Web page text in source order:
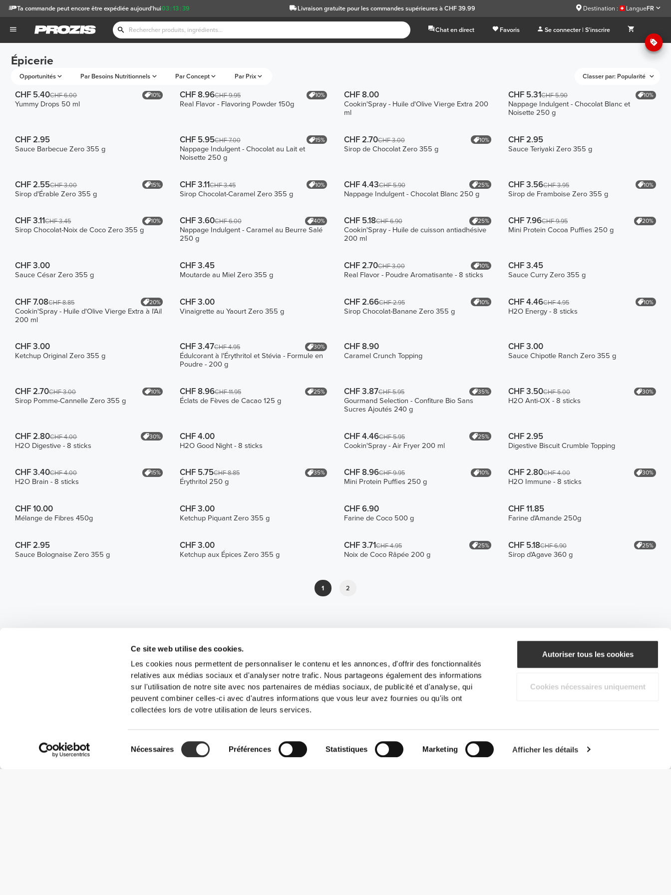
Ce site web utilise des cookies.
Les cookies nous permettent de personnaliser le contenu et les annonces, d'offrir des fonctionnalités
relatives aux médias sociaux et d'analyser notre trafic. Nous partageons également des informations
sur l'utilisation de notre site avec nos partenaires de médias sociaux, de publicité et d'analyse, qui
peuvent combiner celles-ci avec d'autres informations que vous leur avez fournies ou qu'ils ont
collectées lors de votre utilisation de leurs services.
du
Nécessaires Préférences Statistiques Marketing Afficher les détails
Autoriser tous les cookies
Cookies nécessaires uniquement
03 :13 :39
Ta commande peut encore être expédiée aujourd'hui Livraison gratuitepour les commandes supérieures à CHF 39.99 Destination : LangueFR
Chat en direct Favoris Se connecter | S'inscrire
Épicerie
Opportunités Par Besoins Nutritionnels Par Concept Par Prix Classer par: Popularité
CHF 5.40CHF 6.00 10%
Yummy Drops 50 ml
CHF 8.96CHF 9.95 10%
Real Flavor - Flavoring Powder 150g
CHF 8.00
Cookin'Spray - Huile d'Olive Vierge Extra 200
ml
CHF 5.31CHF 5.90 10%
Nappage Indulgent - Chocolat Blanc et
Noisette 250 g
CHF 2.95
Sauce Barbecue Zero 355 g
CHF 5.95CHF 7.00 15%
Nappage Indulgent - Chocolat au Lait et
Noisette 250 g
CHF 2.70CHF 3.00 10%
Sirop de Chocolat Zero 355 g
CHF 2.95
Sauce Teriyaki Zero 355 g
CHF 2.55CHF 3.00 15%
Sirop d'Érable Zero 355 g
CHF 3.11CHF 3.45 10%
Sirop Chocolat-Caramel Zero 355 g
CHF 4.43CHF 5.90 25%
Nappage Indulgent - Chocolat Blanc 250 g
CHF 3.56CHF 3.95 10%
Sirop de Framboise Zero 355 g
CHF 3.11CHF 3.45 10%
Sirop Chocolat-Noix de Coco Zero 355 g
CHF 3.60CHF 6.00 40%
Nappage Indulgent - Caramel au Beurre Salé
250 g
CHF 5.18CHF 6.90 25%
Cookin'Spray - Huile de cuisson antiadhésive
200 ml
CHF 7.96CHF 9.95 20%
Mini Protein Cocoa Puffies 250 g
CHF 3.00
Sauce César Zero 355 g
CHF 3.45
Moutarde au Miel Zero 355 g
CHF 2.70CHF 3.00 10%
Real Flavor - Poudre Aromatisante - 8 sticks
CHF 3.45
Sauce Curry Zero 355 g
CHF 7.08CHF 8.85 20%
Cookin'Spray - Huile d'Olive Vierge Extra à l'Ail
200 ml
CHF 3.00
Vinaigrette au Yaourt Zero 355 g
CHF 2.66CHF 2.95 10%
Sirop Chocolat-Banane Zero 355 g
CHF 4.46CHF 4.95 10%
H2O Energy - 8 sticks
CHF 3.00
Ketchup Original Zero 355 g
CHF 3.47CHF 4.95 30%
Édulcorant à l'Érythritol et Stévia - Formule en
Poudre - 200 g
CHF 8.90
Caramel Crunch Topping
CHF 3.00
Sauce Chipotle Ranch Zero 355 g
CHF 2.70CHF 3.00 10%
Sirop Pomme-Cannelle Zero 355 g
CHF 8.96CHF 11.95 25%
Éclats de Fèves de Cacao 125 g
CHF 3.87CHF 5.95 35%
Gourmand Selection - Confiture Bio Sans
Sucres Ajoutés 240 g
CHF 3.50CHF 5.00 30%
H2O Anti-OX - 8 sticks
CHF 2.80CHF 4.00 30%
H2O Digestive - 8 sticks
CHF 4.00
H2O Good Night - 8 sticks
CHF 4.46CHF 5.95 25%
Cookin'Spray - Air Fryer 200 ml
CHF 2.95
Digestive Biscuit Crumble Topping
CHF 3.40CHF 4.00 15%
H2O Brain - 8 sticks
CHF 5.75CHF 8.85 35%
Érythritol 250 g
CHF 8.96CHF 9.95 10%
Mini Protein Puffies 250 g
CHF 2.80CHF 4.00 30%
H2O Immune - 8 sticks
CHF 10.00
Mélange de Fibres 450g
CHF 3.00
Ketchup Piquant Zero 355 g
CHF 6.90
Farine de Coco 500 g
CHF 11.85
Farine d'Amande 250g
CHF 2.95
Sauce Bolognaise Zero 355 g
CHF 3.00
Ketchup aux Épices Zero 355 g
CHF 3.71CHF 4.95 25%
Noix de Coco Râpée 200 g
CHF 5.18CHF 6.90 25%
Sirop d'Agave 360 g
1 2